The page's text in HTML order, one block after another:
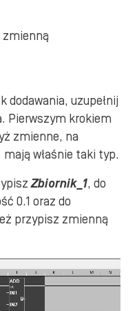
zmienną
dodawania, uzupełnij
Pierwszym krokiem
zmienne, na
mają właśnie taki typ.
Zbiornik_1, do
0.1 oraz do
przypisz zmienną